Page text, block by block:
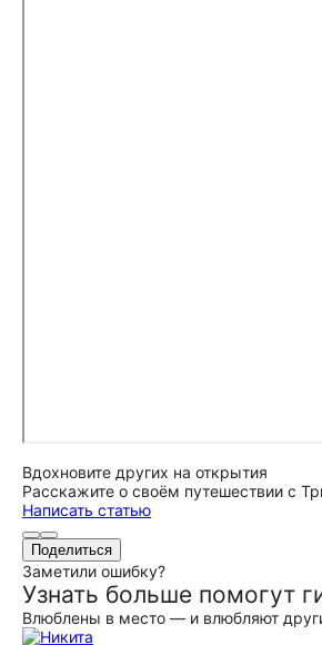
Вдохновите других на открытия
Расскажите о своём путешествии с
Написать статью
Поделиться
Заметили ошибку?
Узнать больше помогут
Влюблены в место — и влюбляют